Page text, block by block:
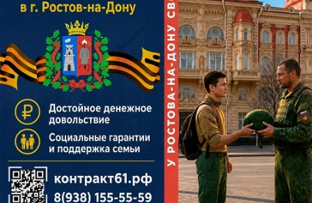
вчера в 16:30 0
Экономика
Экспорт зерна из Ростовской области
вырос почти на 35%